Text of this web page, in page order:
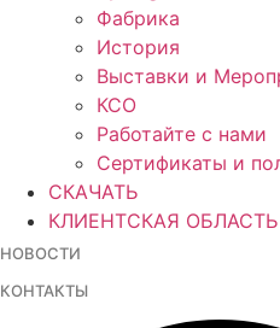
Фабрика
История
Выставки и
КСО
Работайте с нами
Сертификаты и
СКАЧАТЬ
КЛИЕНТСКАЯ ОБЛАСТЬ
НОВОСТИ
КОНТАКТЫ